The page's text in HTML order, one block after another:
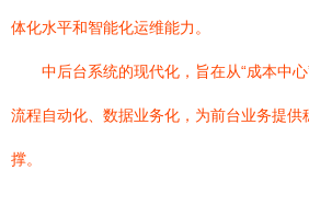
体化水平和智能化运维能力。
中后台系统的现代化，旨在从“成本中
流程自动化、数据业务化，为前台业务提供
撑。